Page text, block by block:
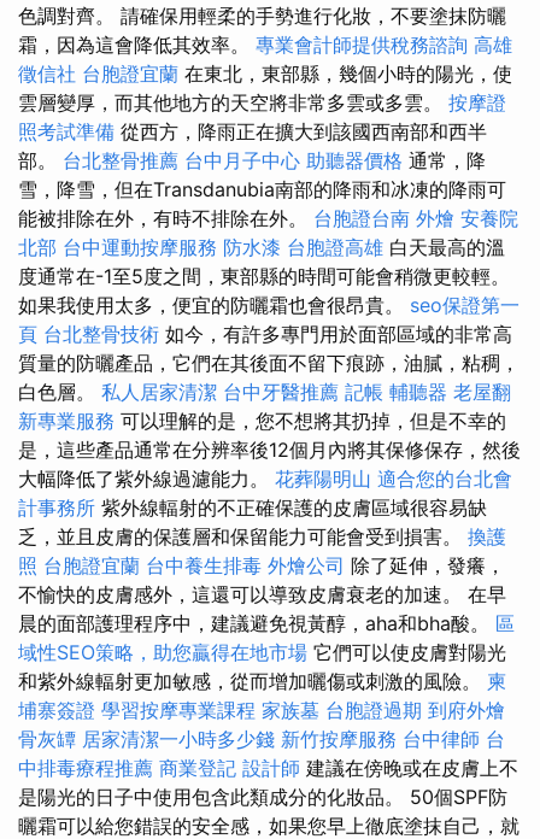
色調對齊。 請確保用輕柔的手勢進行化妝，不要塗抹防曬
霜，因為這會降低其效率。 專業會計師提供稅務諮詢 高雄
徵信社 台胞證宜蘭 在東北，東部縣，幾個小時的陽光，使
雲層變厚，而其他地方的天空將非常多雲或多雲。 按摩證
照考試準備 從西方，降雨正在擴大到該國西南部和西半
部。 台北整骨推薦 台中月子中心 助聽器價格 通常，降
雪，降雪，但在Transdanubia南部的降雨和冰凍的降雨可
能被排除在外，有時不排除在外。 台胞證台南 外燴 安養院
北部 台中運動按摩服務 防水漆 台胞證高雄 白天最高的溫
度通常在-1至5度之間，東部縣的時間可能會稍微更較輕。
如果我使用太多，便宜的防曬霜也會很昂貴。 seo保證第一
頁 台北整骨技術 如今，有許多專門用於面部區域的非常高
質量的防曬產品，它們在其後面不留下痕跡，油膩，粘稠，
白色層。 私人居家清潔 台中牙醫推薦 記帳 輔聽器 老屋翻
新專業服務 可以理解的是，您不想將其扔掉，但是不幸的
是，這些產品通常在分辨率後12個月內將其保修保存，然後
大幅降低了紫外線過濾能力。 花葬陽明山 適合您的台北會
計事務所 紫外線輻射的不正確保護的皮膚區域很容易缺
乏，並且皮膚的保護層和保留能力可能會受到損害。 換護
照 台胞證宜蘭 台中養生排毒 外燴公司 除了延伸，發癢，
不愉快的皮膚感外，這還可以導致皮膚衰老的加速。 在早
晨的面部護理程序中，建議避免視黃醇，aha和bha酸。 區
域性SEO策略，助您贏得在地市場 它們可以使皮膚對陽光
和紫外線輻射更加敏感，從而增加曬傷或刺激的風險。 柬
埔寨簽證 學習按摩專業課程 家族墓 台胞證過期 到府外燴
骨灰罈 居家清潔一小時多少錢 新竹按摩服務 台中律師 台
中排毒療程推薦 商業登記 設計師 建議在傍晚或在皮膚上不
是陽光的日子中使用包含此類成分的化妝品。 50個SPF防
曬霜可以給您錯誤的安全感，如果您早上徹底塗抹自己，就